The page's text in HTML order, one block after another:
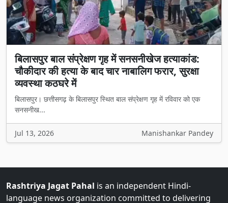
बिलासपुर बाल संप्रेक्षण गृह में सनसनीखेज हत्याकांड:
चौकीदार की हत्या के बाद चार नाबालिग फरार, सुरक्षा
व्यवस्था कठघरे में
बिलासपुर। छत्तीसगढ़ के बिलासपुर स्थित बाल संप्रेक्षण गृह में रविवार को एक
सनसनीख...
Jul 13, 2026 Manishankar Pandey
Rashtriya Jagat Pahal is an independent Hindi-
language news organization committed to delivering